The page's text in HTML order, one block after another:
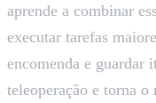
aprende a combinar
executar tarefas
encomenda e guardar
teleoperação e torna o